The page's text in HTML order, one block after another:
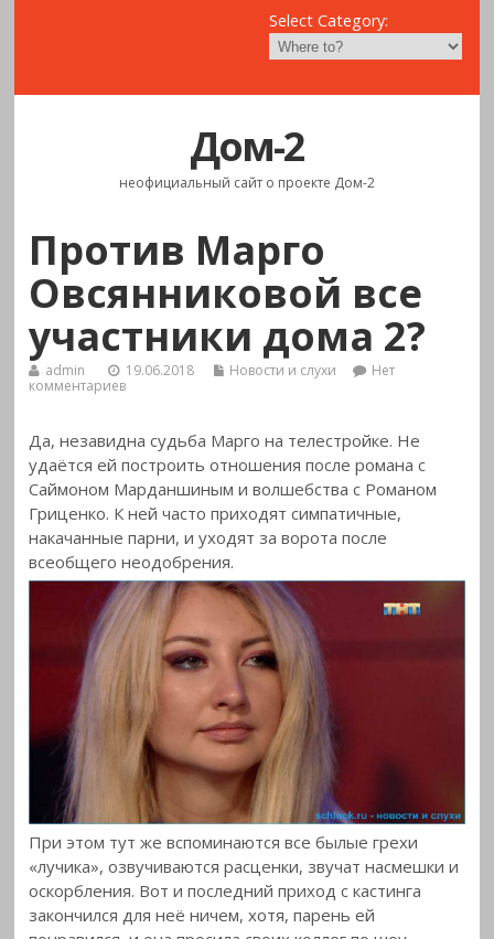
Select Category:
Дом-2
неофициальный сайт о проекте Дом-2
Против Марго
Овсянниковой все
участники дома 2?
admin 19.06.2018 Новости и слухи
Нет
комментариев
Да, незавидна судьба Марго на телестройке. Не
удаётся ей построить отношения после романа с
Саймоном Марданшиным и волшебства с Романом
Гриценко. К ней часто приходят симпатичные,
накачанные парни, и уходят за ворота после
всеобщего неодобрения.
При этом тут же вспоминаются все былые грехи
«лучика», озвучиваются расценки, звучат насмешки и
оскорбления. Вот и последний приход с кастинга
закончился для неё ничем, хотя, парень ей